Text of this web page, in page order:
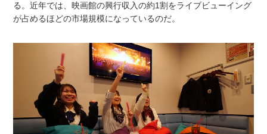
る。近年では、映画館の興行収入の約1割をライブビューイング
が占めるほどの市場規模になっているのだ。